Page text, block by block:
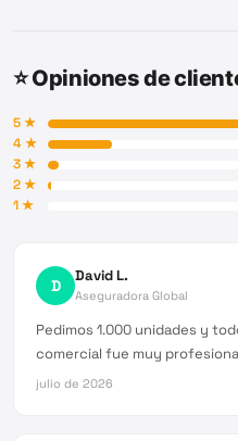
⭐ Opiniones de
5★
4★
3★
2★
1★
D David L.
Aseguradora Global
Pedimos 1.000 unidades y
comercial fue muy
julio de 2026